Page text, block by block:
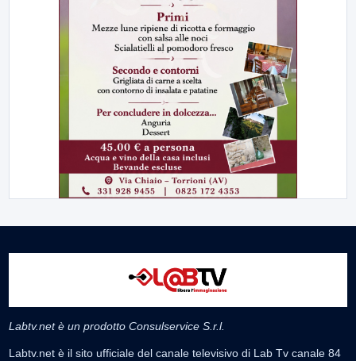
Labtv.net è un prodotto Consulservice S.r.l.
Labtv.net è il sito ufficiale del canale televisivo di Lab Tv canale 84